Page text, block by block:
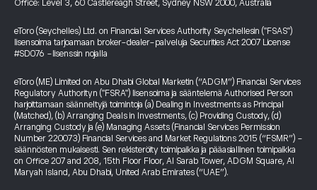
Office: Level 3, 60 Castlereagh Street, Sydney NSW 2000, Australia
eToro (Seychelles) Ltd. on Financial Services Authority Seychellesin ("FSAS")
lisensoima tarjoamaan broker-dealer-palveluja Securities Act 2007 License
#SD076 -lisenssin nojalla
eToro (ME) Limited on Abu Dhabi Global Marketin (“ADGM”) Financial Services
Regulatory Authorityn ("FSRA") lisensoima ja sääntelemä Authorised Person
harjoittamaan säänneltyjä toimintoja (a) Dealing in Investments as Principal
(Matched), (b) Arranging Deals in Investments, (c) Providing Custody, (d)
Arranging Custody ja (e) Managing Assets (Financial Services Permission
Number 220073) Financial Services and Market Regulations 2015 (“FSMR”) -
säännösten mukaisesti. Sen rekisteröity toimipaikka ja pääasiallinen toimipaikka
on Office 207 and 208, 15th Floor Floor, Al Sarab Tower, ADGM Square, Al
Maryah Island, Abu Dhabi, United Arab Emirates (“UAE”).